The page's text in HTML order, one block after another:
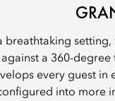
breathtaking
a 360-
every guest in
into more